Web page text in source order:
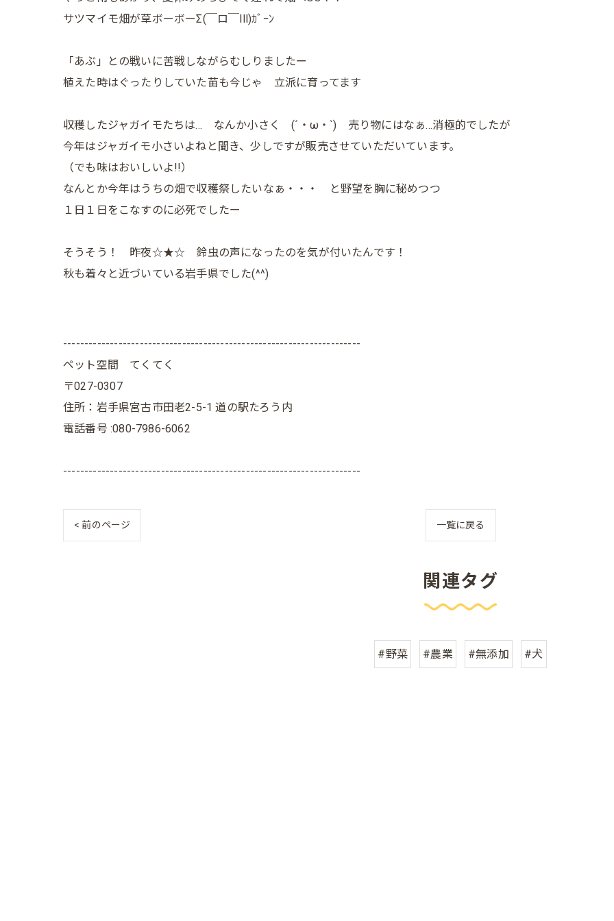
サツマイモ畑が草ボーボーΣ(￣ロ￣lll)ｶﾞｰﾝ
「あぶ」との戦いに苦戦しながらむしりましたー
植えた時はぐったりしていた苗も今じゃ 立派に育ってます
収穫したジャガイモたちは… なんか小さく (´・ω・`) 売り物にはなぁ…消極的でしたが
今年はジャガイモ小さいよねと聞き、少しですが販売させていただいています。
（でも味はおいしいよ!!）
なんとか今年はうちの畑で収穫祭したいなぁ・・・ と野望を胸に秘めつつ
１日１日をこなすのに必死でしたー
そうそう！ 昨夜☆★☆ 鈴虫の声になったのを気が付いたんです！
秋も着々と近づいている岩手県でした(^^)
----------------------------------------------------------------------
ペット空間 てくてく
〒027-0307
住所：岩手県宮古市田老2-5-1 道の駅たろう内
電話番号 :080-7986-6062
----------------------------------------------------------------------
< 前のページ 一覧に戻る
関連タグ
#野菜 #農業 #無添加 #犬